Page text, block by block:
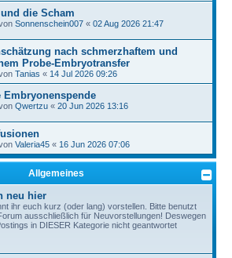
die Scham
Sonnenschein007 « 02 Aug 2026 21:47
nach schmerzhaftem und
Probe-Embryotransfer
Tanias « 14 Jul 2026 09:26
Embryonenspende
Qwertzu « 20 Jun 2026 13:16
Valeria45 « 16 Jun 2026 07:06
Allgemeines
neu hier
ihr euch kurz (oder lang) vorstellen. Bitte benutzt
ausschließlich für Neuvorstellungen! Deswegen
in DIESER Kategorie nicht geantwortet